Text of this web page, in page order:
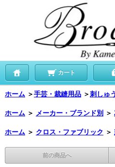
カート
ホーム ＞手芸・裁縫用品 ＞刺しゅ
ホーム ＞ メーカー・ブランド別 ＞
ホーム ＞ クロス・ファブリック ＞
前の商品へ